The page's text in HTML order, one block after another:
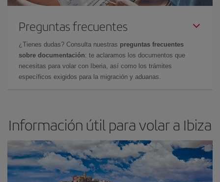
Preguntas frecuentes
¿Tienes dudas? Consulta nuestras preguntas frecuentes
sobre documentación: te aclaramos los documentos que
necesitas para volar con Iberia, así como los trámites
específicos exigidos para la migración y aduanas.
Información útil para volar a Ibiza